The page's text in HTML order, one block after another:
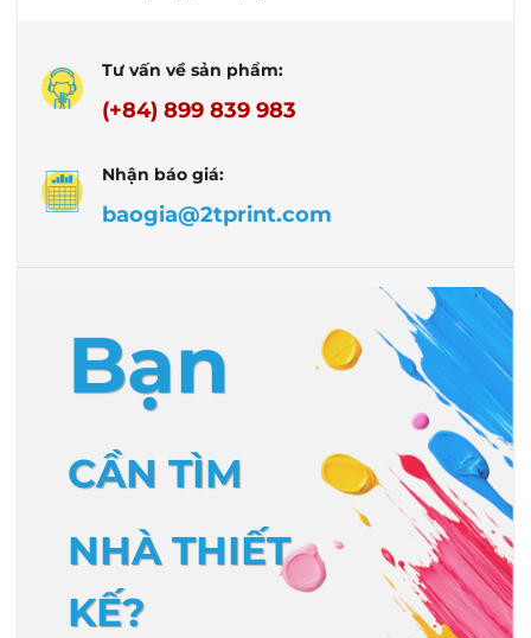
Tư vấn về sản phẩm:
(+84) 899 839 983
Nhận báo giá:
baogia@2tprint.com
Bạn
CẦN TÌM
NHÀ THIẾT
KẾ?